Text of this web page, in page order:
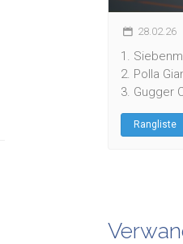
28.02.26
1.
2. Polla
3. Gugger
Rangliste